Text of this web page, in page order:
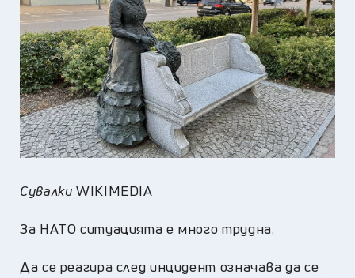
Сувалки WIKIMEDIA
За НАТО ситуацията е много трудна.
Да се реагира след инцидент означава да се